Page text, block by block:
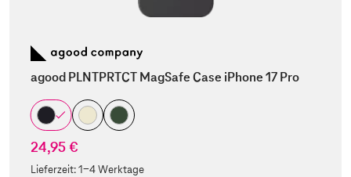
agood PLNTPRTCT MagSafe Case iPhone 17 Pro
24,95 €
Lieferzeit:1-4 Werktage